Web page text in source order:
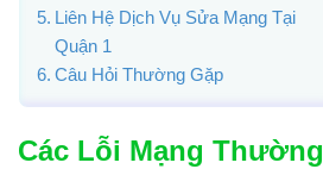
Liên Hệ Dịch Vụ Sửa Mạng Tại
Quận 1
Câu Hỏi Thường Gặp
Các Lỗi Mạng